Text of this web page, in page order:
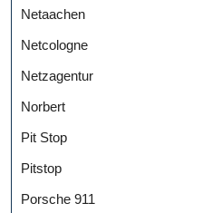
Netaachen
Netcologne
Netzagentur
Norbert
Pit Stop
Pitstop
Porsche 911